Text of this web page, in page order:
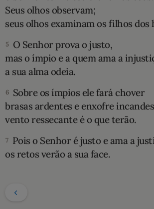
ESBOÇOS DE PREGAÇÃO
PERGUNTE À BÍBLIA IA
TERMO BÍBLICO JOGOS
QUEM SOMOS
LOJA BÍBLIAON
Seus olhos observam;
seus olhos examinam os filhos dos
5 O Senhor prova o justo,
mas o ímpio e a quem ama a
a sua alma odeia.
6 Sobre os ímpios ele fará chover
brasas ardentes e enxofre
vento ressecante é o que terão.
7 Pois o Senhor é justo e ama a
os retos verão a sua face.